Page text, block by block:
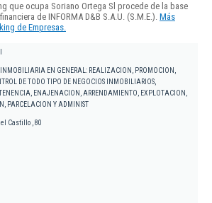
que ocupa Soriano Ortega Sl procede de la base
de INFORMA D&B S.A.U. (S.M.E.). Más
de Empresas.
EN GENERAL: REALIZACION, PROMOCION,
DE TODO TIPO DE NEGOCIOS INMOBILIARIOS,
ENAJENACION, ARRENDAMIENTO, EXPLOTACION,
PARCELACION Y ADMINIST
Castillo , 80